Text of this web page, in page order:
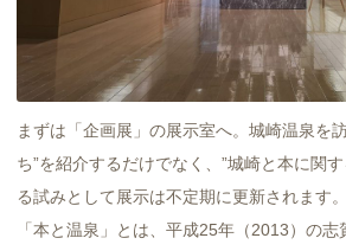
まずは「企画展」の展示室へ。城崎温泉を
ち”を紹介するだけでなく、”城崎と本に関
る試みとして展示は不定期に更新されます。
「本と温泉」とは、平成25年（2013）の